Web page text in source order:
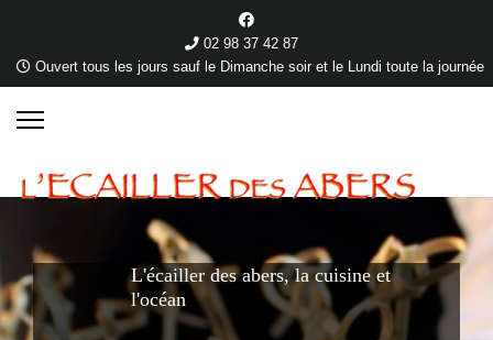
02 98 37 42 87
Ouvert tous les jours sauf le Dimanche soir et le Lundi toute la journée
L'écailler des abers, la cuisine et
l'océan